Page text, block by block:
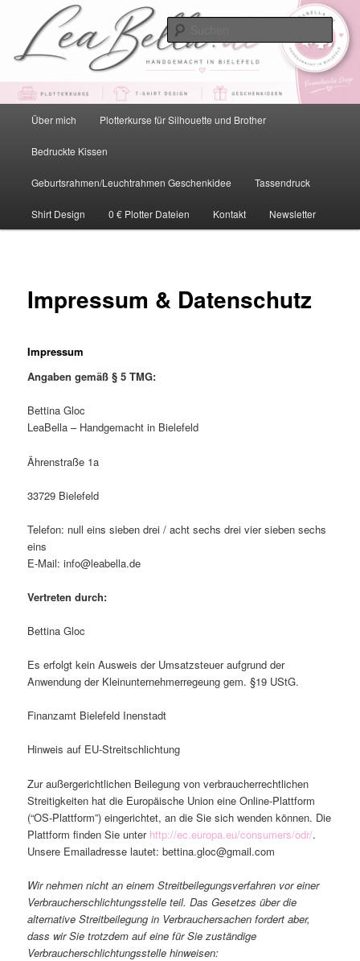
primären
springenLeaBella.de – Handgemacht in
Bielefeld
HauptmenüÜber mich Plotterkurse für Silhouette und Brother
Bedruckte Kissen
Geburtsrahmen/Leuchtrahmen Geschenkidee Tassendruck
Shirt Design 0 € Plotter Dateien Kontakt Newsletter
Impressum & Datenschutz
Impressum
Angaben gemäß § 5 TMG:
Bettina Gloc
LeaBella – Handgemacht in Bielefeld
Ährenstraße 1a
33729 Bielefeld
Telefon: null eins sieben drei / acht sechs drei vier sieben sechs
eins
E-Mail: info@leabella.de
Vertreten durch:
Bettina Gloc
Es erfolgt kein Ausweis der Umsatzsteuer aufgrund der
Anwendung der Kleinunternehmerregeung gem. §19 UStG.
Finanzamt Bielefeld Inenstadt
Hinweis auf EU-Streitschlichtung
Zur außergerichtlichen Beilegung von verbraucherrechtlichen
Streitigkeiten hat die Europäische Union eine Online-Plattform
(“OS-Plattform”) eingerichtet, an die Sie sich wenden können. Die
Plattform finden Sie unter http://ec.europa.eu/consumers/odr/.
Unsere Emailadresse lautet: bettina.gloc@gmail.com
Wir nehmen nicht an einem Streitbeilegungsverfahren vor einer
Verbraucherschlichtungsstelle teil. Das Gesetzes über die
alternative Streitbeilegung in Verbrauchersachen fordert aber,
dass wir Sie trotzdem auf eine für Sie zuständige
Verbraucherschlichtungsstelle hinweisen: